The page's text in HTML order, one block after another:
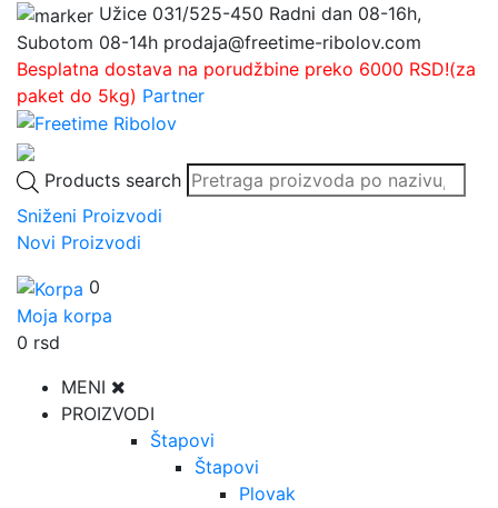
Užice 031/525-450 Radni dan 08-16h,
Subotom 08-14h prodaja@freetime-ribolov.com
Besplatna dostava na porudžbine preko 6000 RSD!(za
paket do 5kg) Partner
Products search
Sniženi Proizvodi
Novi Proizvodi
0
Moja korpa
0 rsd
MENI
PROIZVODI
Štapovi
Štapovi
Plovak